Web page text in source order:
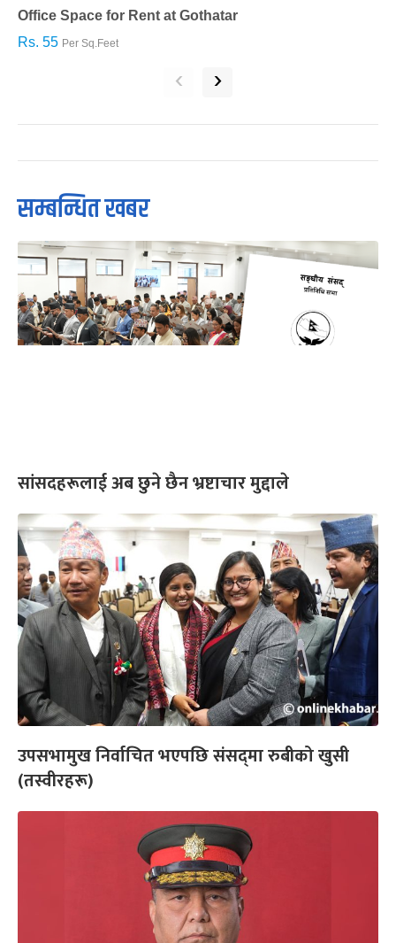
Office Space for Rent at Gothatar
Rs. 55 Per Sq.Feet
‹ ›
सम्बन्धित खबर
सांसदहरूलाई अब छुने छैन भ्रष्टाचार मुद्दाले
उपसभामुख निर्वाचित भएपछि संसद्‌मा रुबीको खुसी
(तस्वीरहरू)